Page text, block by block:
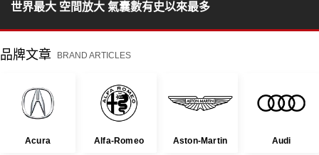
世界最大 空間放大 氣囊數有史以來最多
品牌文章 BRAND ARTICLES
Acura Alfa-Romeo Aston-Martin Audi